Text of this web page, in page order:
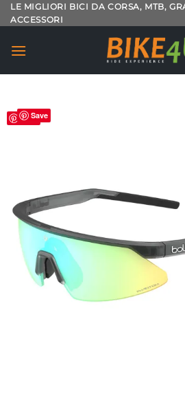
Salta
ai
LE MIGLIORI BICI DA CORSA, MTB,
ACCESSORI
SaveSave